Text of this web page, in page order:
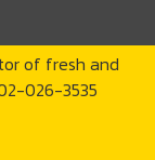
of fresh and
026-3535